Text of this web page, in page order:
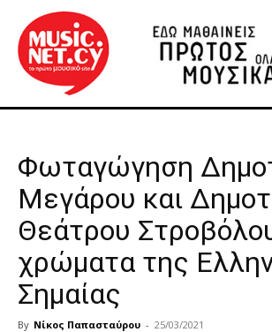
Φωταγώγηση
Μεγάρου και
Θεάτρου
χρώματα της
Σημαίας
By Νίκος Παπασταύρου - 25/03/2021